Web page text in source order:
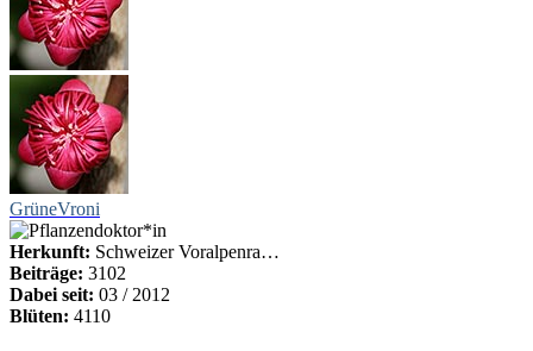
GrüneVroni
Herkunft: Schweizer Voralpenra…
Beiträge: 3102
Dabei seit: 03 / 2012
Blüten: 4110